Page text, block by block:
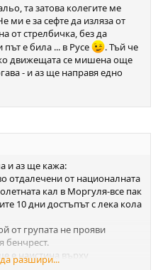
та затова колегите ме
ми е за сефте да изляза от
от стрелбичка, без да
е била ... в Русе
. Тъй че
движещата се мишена още
- и аз ще направя едно
и аз ще кажа:
отдалечени от националната
кал в Моргуля-все пак
10 дни достъпът с лека кола
от групата не прояви
бенчрест.
е наистина върху
разшири...